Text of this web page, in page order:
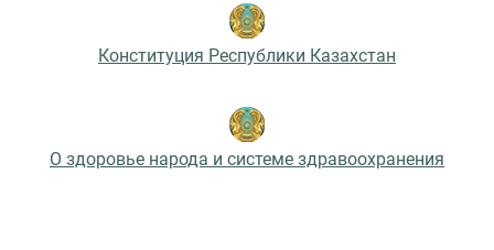
Конституция Республики Казахстан
О здоровье народа и системе здравоохранения